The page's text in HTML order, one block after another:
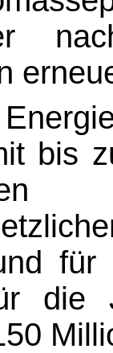
bis
für